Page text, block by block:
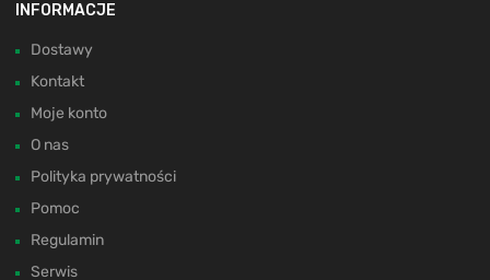
INFORMACJE
Dostawy
Kontakt
Moje konto
O nas
Polityka prywatności
Pomoc
Regulamin
Serwis